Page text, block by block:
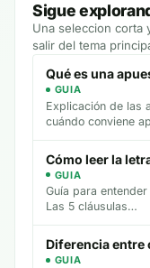
Sigue
Una seleccion corta
salir del tema
Qué es una
GUIA
Explicación de las
cuándo conviene
Cómo leer la
GUIA
Guía para
Las 5 cláusulas…
Diferencia entre
GUIA